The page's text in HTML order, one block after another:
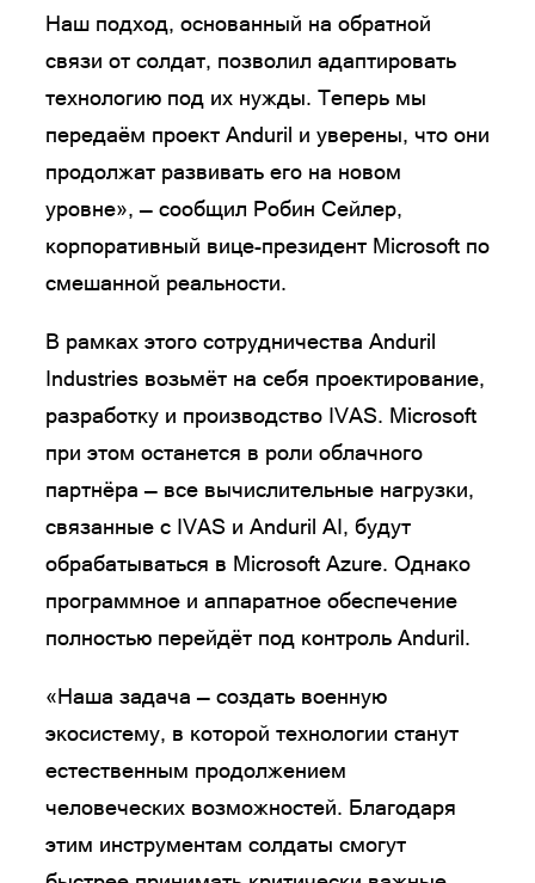
Наш подход, основанный на обратной
связи от солдат, позволил адаптировать
технологию под их нужды. Теперь мы
передаём проект Anduril и уверены, что они
продолжат развивать его на новом
уровне», — сообщил Робин Сейлер,
корпоративный вице-президент Microsoft по
смешанной реальности.
В рамках этого сотрудничества Anduril
Industries возьмёт на себя проектирование,
разработку и производство IVAS. Microsoft
при этом останется в роли облачного
партнёра — все вычислительные нагрузки,
связанные с IVAS и Anduril AI, будут
обрабатываться в Microsoft Azure. Однако
программное и аппаратное обеспечение
полностью перейдёт под контроль Anduril.
«Наша задача — создать военную
экосистему, в которой технологии станут
естественным продолжением
человеческих возможностей. Благодаря
этим инструментам солдаты смогут